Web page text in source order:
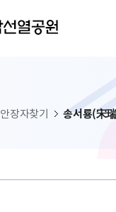
안장자찾기 송서룡(宋